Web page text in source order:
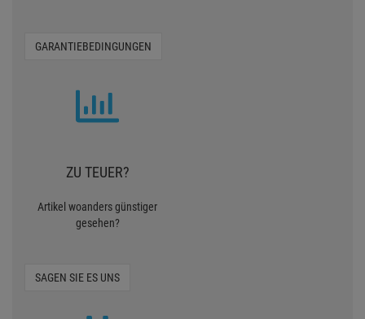
GARANTIEBEDINGUNGEN
ZU TEUER?
Artikel woanders günstiger
gesehen?
SAGEN SIE ES UNS